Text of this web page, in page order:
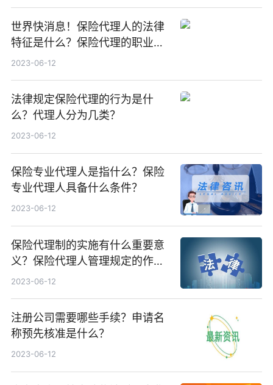
世界快消息！保险代理人的法律
特征是什么？保险代理的职业规
则有哪些？
2023-06-12
法律规定保险代理的行为是什
么？代理人分为几类？
2023-06-12
保险专业代理人是指什么？保险
专业代理人具备什么条件？
2023-06-12
保险代理制的实施有什么重要意
义？保险代理人管理规定的作用
有哪些？
2023-06-12
注册公司需要哪些手续？申请名
称预先核准是什么？
2023-06-12